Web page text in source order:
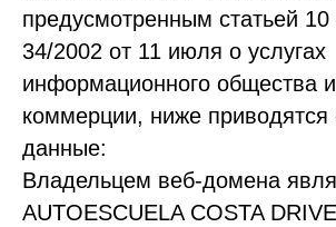
предусмотренным статьей 10
34/2002 от 11 июля о услугах
информационного общества
коммерции, ниже
данные:
Владельцем веб-домена
AUTOESCUELA COSTA